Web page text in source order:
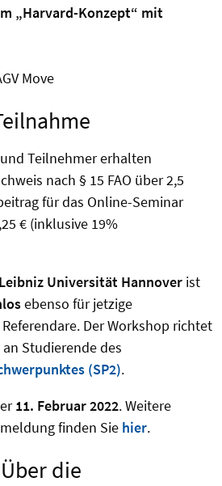
„Harvard-Konzept“ mit
Move
Teilnehmer erhalten
nach § 15 FAO über 2,5
für das Online-Seminar
€ (inklusive 19%
Universität Hannover ist
ebenso für jetzige
Der Workshop richtet
Studierende des
(SP2).
11. Februar 2022. Weitere
finden Sie hier.
Über die